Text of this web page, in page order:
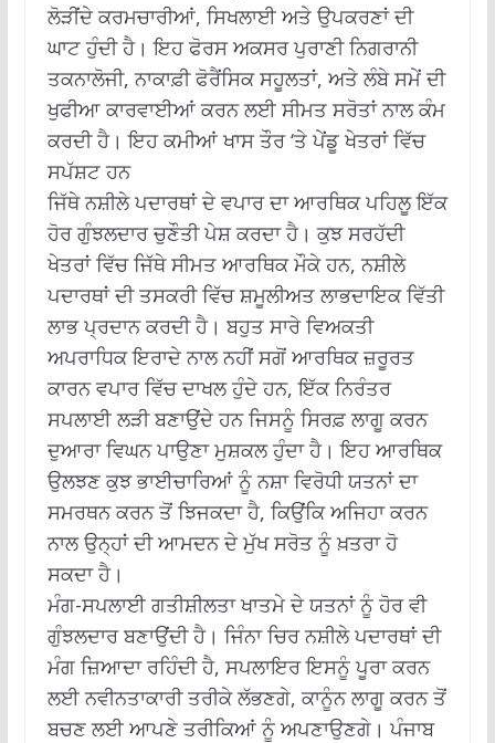
ਲੋੜੀਂਦੇ ਕਰਮਚਾਰੀਆਂ, ਸਿਖਲਾਈ ਅਤੇ ਉਪਕਰਣਾਂ ਦੀ
ਘਾਟ ਹੁੰਦੀ ਹੈ। ਇਹ ਫੋਰਸ ਅਕਸਰ ਪੁਰਾਣੀ ਨਿਗਰਾਨੀ
ਤਕਨਾਲੋਜੀ, ਨਾਕਾਫ਼ੀ ਫੋਰੈਂਸਿਕ ਸਹੂਲਤਾਂ, ਅਤੇ ਲੰਬੇ ਸਮੇਂ ਦੀ
ਖੁਫੀਆ ਕਾਰਵਾਈਆਂ ਕਰਨ ਲਈ ਸੀਮਤ ਸਰੋਤਾਂ ਨਾਲ ਕੰਮ
ਕਰਦੀ ਹੈ। ਇਹ ਕਮੀਆਂ ਖਾਸ ਤੌਰ ‘ਤੇ ਪੇਂਡੂ ਖੇਤਰਾਂ ਵਿੱਚ
ਸਪੱਸ਼ਟ ਹਨ
ਜਿੱਥੇਨਸ਼ੀਲੇ ਪਦਾਰਥਾਂ ਦੇ ਵਪਾਰ ਦਾ ਆਰਥਿਕ ਪਹਿਲੂ ਇੱਕ
ਹੋਰ ਗੁੰਝਲਦਾਰ ਚੁਣੌਤੀ ਪੇਸ਼ ਕਰਦਾ ਹੈ। ਕੁਝ ਸਰਹੱਦੀ
ਖੇਤਰਾਂ ਵਿੱਚ ਜਿੱਥੇ ਸੀਮਤ ਆਰਥਿਕ ਮੌਕੇ ਹਨ, ਨਸ਼ੀਲੇ
ਪਦਾਰਥਾਂ ਦੀ ਤਸਕਰੀ ਵਿੱਚ ਸ਼ਮੂਲੀਅਤ ਲਾਭਦਾਇਕ ਵਿੱਤੀ
ਲਾਭ ਪ੍ਰਦਾਨ ਕਰਦੀ ਹੈ। ਬਹੁਤ ਸਾਰੇ ਵਿਅਕਤੀ
ਅਪਰਾਧਿਕ ਇਰਾਦੇ ਨਾਲ ਨਹੀਂ ਸਗੋਂ ਆਰਥਿਕ ਜ਼ਰੂਰਤ
ਕਾਰਨ ਵਪਾਰ ਵਿੱਚ ਦਾਖਲ ਹੁੰਦੇ ਹਨ, ਇੱਕ ਨਿਰੰਤਰ
ਸਪਲਾਈ ਲੜੀ ਬਣਾਉਂਦੇ ਹਨ ਜਿਸਨੂੰ ਸਿਰਫ਼ ਲਾਗੂ ਕਰਨ
ਦੁਆਰਾ ਵਿਘਨ ਪਾਉਣਾ ਮੁਸ਼ਕਲ ਹੁੰਦਾ ਹੈ। ਇਹ ਆਰਥਿਕ
ਉਲਝਣ ਕੁਝ ਭਾਈਚਾਰਿਆਂ ਨੂੰ ਨਸ਼ਾ ਵਿਰੋਧੀ ਯਤਨਾਂ ਦਾ
ਸਮਰਥਨ ਕਰਨ ਤੋਂ ਝਿਜਕਦਾ ਹੈ, ਕਿਉਂਕਿ ਅਜਿਹਾ ਕਰਨ
ਨਾਲ ਉਨ੍ਹਾਂ ਦੀ ਆਮਦਨ ਦੇ ਮੁੱਖ ਸਰੋਤ ਨੂੰ ਖ਼ਤਰਾ ਹੋ
ਸਕਦਾ ਹੈ।
ਮੰਗ-ਸਪਲਾਈ ਗਤੀਸ਼ੀਲਤਾ ਖਾਤਮੇ ਦੇ ਯਤਨਾਂ ਨੂੰ ਹੋਰ ਵੀ
ਗੁੰਝਲਦਾਰ ਬਣਾਉਂਦੀ ਹੈ। ਜਿੰਨਾ ਚਿਰ ਨਸ਼ੀਲੇ ਪਦਾਰਥਾਂ ਦੀ
ਮੰਗ ਜ਼ਿਆਦਾ ਰਹਿੰਦੀ ਹੈ, ਸਪਲਾਇਰ ਇਸਨੂੰ ਪੂਰਾ ਕਰਨ
ਲਈ ਨਵੀਨਤਾਕਾਰੀ ਤਰੀਕੇ ਲੱਭਣਗੇ, ਕਾਨੂੰਨ ਲਾਗੂ ਕਰਨ ਤੋਂ
ਬਚਣ ਲਈ ਆਪਣੇ ਤਰੀਕਿਆਂ ਨੂੰ ਅਪਣਾਉਣਗੇ। ਪੰਜਾਬ